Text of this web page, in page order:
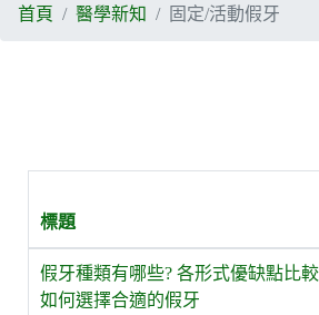
首頁 醫學新知 固定/活動假牙
標題
假牙種類有哪些? 各形式優缺點比
如何選擇合適的假牙